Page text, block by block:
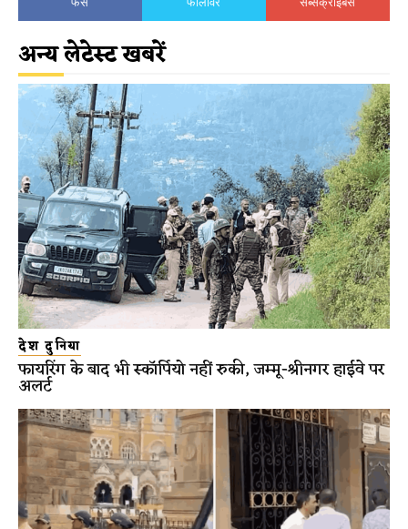
अन्य लेटेस्ट खबरें
देश दुनिया
फायरिंग के बाद भी स्कॉर्पियो नहीं रुकी, जम्मू-श्रीनगर हाईवे पर
अलर्ट